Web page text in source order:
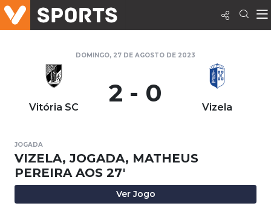
DOMINGO, 27 DE AGOSTO DE 2023
Vitória SC 2 - 0 Vizela
JOGADA
VIZELA, JOGADA, MATHEUS
PEREIRA AOS 27'
Ver Jogo